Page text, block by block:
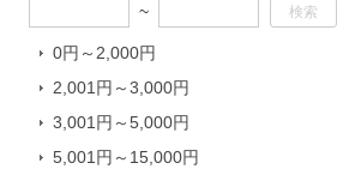
ティーズファクトリー｜T’S
FACTORY
トミーテック｜TOMY TEC
はなやま｜Hanayama
マックスファクトリー｜MAX
~
0円～2,000円
2,001円～3,000円
3,001円～5,000円
5,001円～15,000円